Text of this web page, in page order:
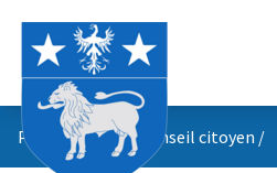
Propositions du conseil citoyen /